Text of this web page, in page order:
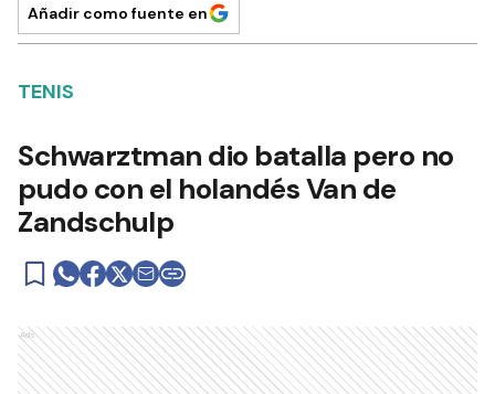
Añadir como fuente en
TENIS
Schwarztman dio batalla pero no
pudo con el holandés Van de
Zandschulp
Ads